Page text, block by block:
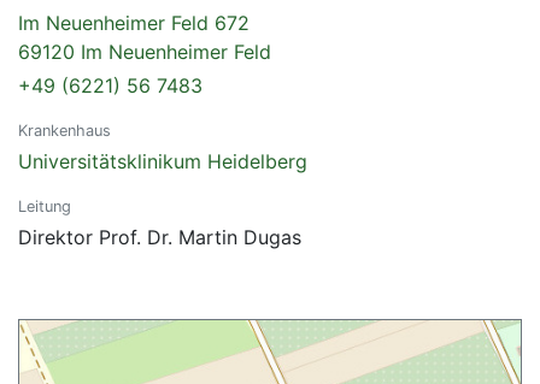
Im Neuenheimer Feld 672
69120 Im Neuenheimer Feld
+49 (6221) 56 7483
Krankenhaus
Universitätsklinikum Heidelberg
Leitung
Direktor Prof. Dr. Martin Dugas